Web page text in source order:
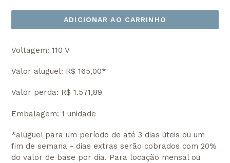
ADICIONAR AO CARRINHO
Voltagem: 110 V
Valor aluguel: R$ 165,00*
Valor perda: R$ 1.571,89
Embalagem: 1 unidade
*aluguel para um período de até 3 dias úteis ou um
fim de semana - dias extras serão cobrados com 20%
do valor de base por dia. Para locação mensal ou